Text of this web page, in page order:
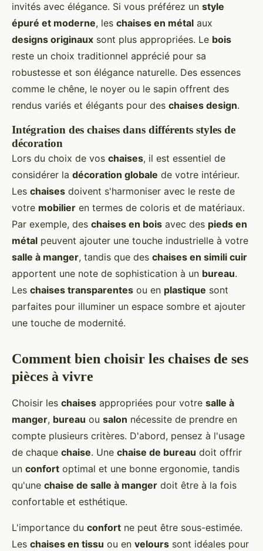
invités avec élégance. Si vous préférez un style
épuré et moderne, les chaises en métal aux
designs originaux sont plus appropriées. Le bois
reste un choix traditionnel apprécié pour sa
robustesse et son élégance naturelle. Des essences
comme le chêne, le noyer ou le sapin offrent des
rendus variés et élégants pour des chaises design.
Intégration des chaises dans différents styles de
décoration
Lors du choix de vos chaises, il est essentiel de
considérer la décoration globale de votre intérieur.
Les chaises doivent s'harmoniser avec le reste de
votre mobilier en termes de coloris et de matériaux.
Par exemple, des chaises en bois avec des pieds en
métal peuvent ajouter une touche industrielle à votre
salle à manger, tandis que des chaises en simili cuir
apportent une note de sophistication à un bureau.
Les chaises transparentes ou en plastique sont
parfaites pour illuminer un espace sombre et ajouter
une touche de modernité.
Comment bien choisir les chaises de ses
pièces à vivre
Choisir les chaises appropriées pour votre salle à
manger, bureau ou salon nécessite de prendre en
compte plusieurs critères. D'abord, pensez à l'usage
de chaque chaise. Une chaise de bureau doit offrir
un confort optimal et une bonne ergonomie, tandis
qu'une chaise de salle à manger doit être à la fois
confortable et esthétique.
L'importance du confort ne peut être sous-estimée.
Les chaises en tissu ou en velours sont idéales pour